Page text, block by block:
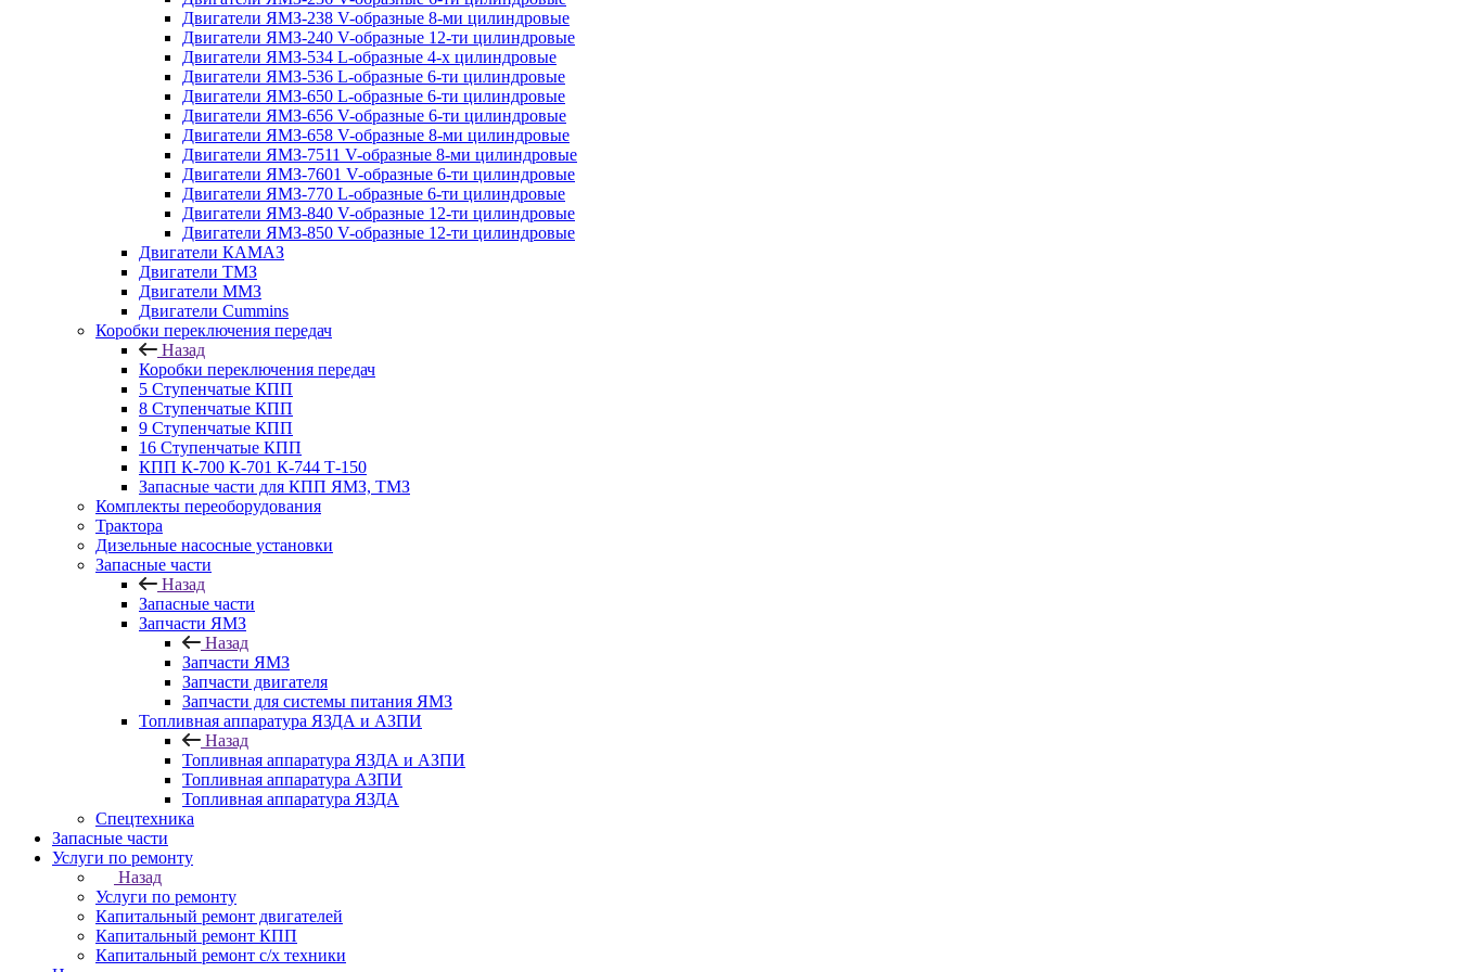
Двигатели ЯМЗ-238 V-образные 8-ми цилиндровые
Двигатели ЯМЗ-240 V-образные 12-ти цилиндровые
Двигатели ЯМЗ-534 L-образные 4-х цилиндровые
Двигатели ЯМЗ-536 L-образные 6-ти цилиндровые
Двигатели ЯМЗ-650 L-образные 6-ти цилиндровые
Двигатели ЯМЗ-656 V-образные 6-ти цилиндровые
Двигатели ЯМЗ-658 V-образные 8-ми цилиндровые
Двигатели ЯМЗ-7511 V-образные 8-ми цилиндровые
Двигатели ЯМЗ-7601 V-образные 6-ти цилиндровые
Двигатели ЯМЗ-770 L-образные 6-ти цилиндровые
Двигатели ЯМЗ-840 V-образные 12-ти цилиндровые
Двигатели ЯМЗ-850 V-образные 12-ти цилиндровые
Двигатели КАМАЗ
Двигатели ТМЗ
Двигатели ММЗ
Двигатели Cummins
Коробки переключения передач
Назад
Коробки переключения передач
5 Ступенчатые КПП
8 Ступенчатые КПП
9 Ступенчатые КПП
16 Ступенчатые КПП
КПП К-700 К-701 К-744 Т-150
Запасные части для КПП ЯМЗ, ТМЗ
Комплекты переоборудования
Трактора
Дизельные насосные установки
Запасные части
Назад
Запасные части
Запчасти ЯМЗ
Назад
Запчасти ЯМЗ
Запчасти двигателя
Запчасти для системы питания ЯМЗ
Топливная аппаратура ЯЗДА и АЗПИ
Назад
Топливная аппаратура ЯЗДА и АЗПИ
Топливная аппаратура АЗПИ
Топливная аппаратура ЯЗДА
Спецтехника
Запасные части
Услуги по ремонту
Назад
Услуги по ремонту
Капитальный ремонт двигателей
Капитальный ремонт КПП
Капитальный ремонт с/х техники